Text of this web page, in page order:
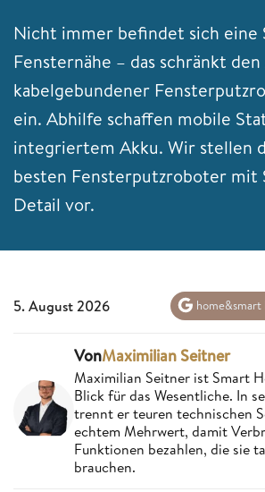
Nicht immer befindet sich eine
Fensternähe – das schränkt
kabelgebundener
ein. Abhilfe schaffen mobile
integriertem Akku. Wir stellen
besten Fensterputzroboter mit
Detail vor.
5. August 2026 home&smart
VonMaximilian Seitner
Maximilian Seitner ist Smart
Blick für das Wesentliche. In
trennt er teuren technischen
echtem Mehrwert, damit
Funktionen bezahlen, die sie
brauchen.